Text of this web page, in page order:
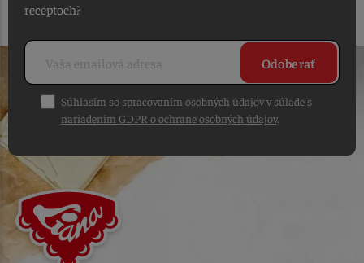
receptoch?
Odoberať
Súhlasím so spracovaním osobných údajov v súlade s
nariadením GDPR o ochrane osobných údajov.